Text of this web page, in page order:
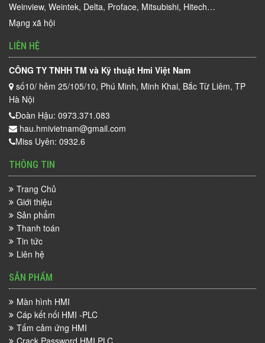
Weinview, Weintek, Delta, Proface, Mitsubishi, Hitech…
Mạng xã hội
LIÊN HỆ
CÔNG TY TNHH TM và Kỹ thuật Hmi Việt Nam
số10/ hẻm 25/105/10, Phú Minh, Minh Khai, Bắc Từ Liêm, TP
Hà Nội
Đoàn Hậu: 0973.371.083
hau.hmivietnam@gmail.com
Miss Uyên: 0932.6
THÔNG TIN
Trang Chủ
Giới thiệu
Sản phẩm
Thanh toán
Tin tức
Liên hệ
SẢN PHẨM
Màn hình HMI
Cáp kết nối HMI -PLC
Tấm cảm ứng HMI
Crack Password HMI PLC